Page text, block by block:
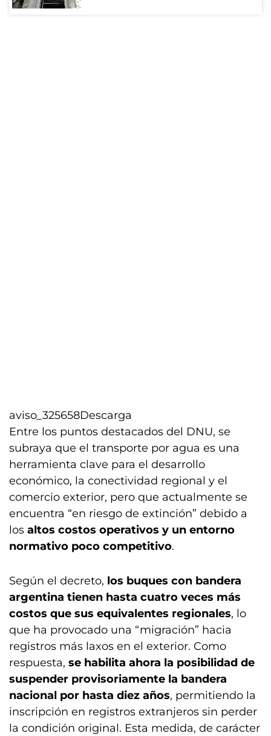
aviso_325658Descarga
Entre los puntos destacados del DNU, se
subraya que el transporte por agua es una
herramienta clave para el desarrollo
económico, la conectividad regional y el
comercio exterior, pero que actualmente se
encuentra “en riesgo de extinción” debido a
los altos costos operativos y un entorno
normativo poco competitivo.
Según el decreto, los buques con bandera
argentina tienen hasta cuatro veces más
costos que sus equivalentes regionales, lo
que ha provocado una “migración” hacia
registros más laxos en el exterior. Como
respuesta, se habilita ahora la posibilidad de
suspender provisoriamente la bandera
nacional por hasta diez años, permitiendo la
inscripción en registros extranjeros sin perder
la condición original. Esta medida, de carácter